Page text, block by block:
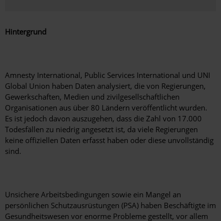
Hintergrund
Amnesty International, Public Services International und UNI
Global Union haben Daten analysiert, die von Regierungen,
Gewerkschaften, Medien und zivilgesellschaftlichen
Organisationen aus über 80 Ländern veröffentlicht wurden.
Es ist jedoch davon auszugehen, dass die Zahl von 17.000
Todesfällen zu niedrig angesetzt ist, da viele Regierungen
keine offiziellen Daten erfasst haben oder diese unvollständig
sind.
Unsichere Arbeitsbedingungen sowie ein Mangel an
persönlichen Schutzausrüstungen (PSA) haben Beschäftigte im
Gesundheitswesen vor enorme Probleme gestellt, vor allem